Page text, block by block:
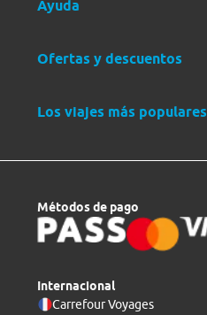
Ayuda
Ofertas y descuentos
Los viajes más populares
Métodos de pago
Internacional
Carrefour Voyages